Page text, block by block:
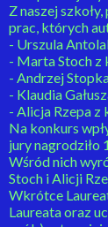
Z naszej
prac, których
- Urszula
- Marta Stoch z
- Andrzej
- Klaudia
- Alicja Rzepa z
Na konkurs
jury nagrodziło
Wśród nich
Stoch i Alicji
Wkrótce
Laureata oraz